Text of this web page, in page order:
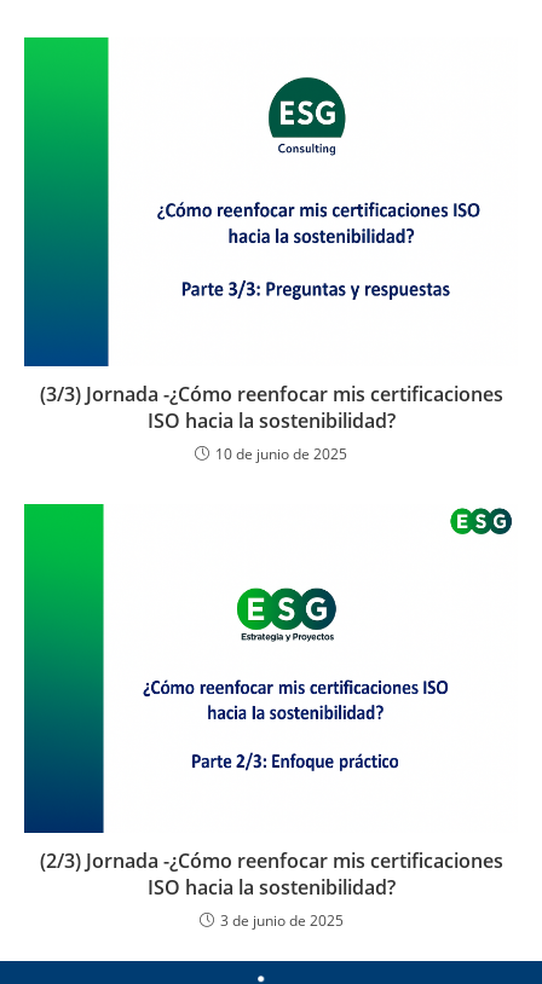
(3/3) Jornada -¿Cómo reenfocar mis certificaciones
ISO hacia la sostenibilidad?
10 de junio de 2025
(2/3) Jornada -¿Cómo reenfocar mis certificaciones
ISO hacia la sostenibilidad?
3 de junio de 2025